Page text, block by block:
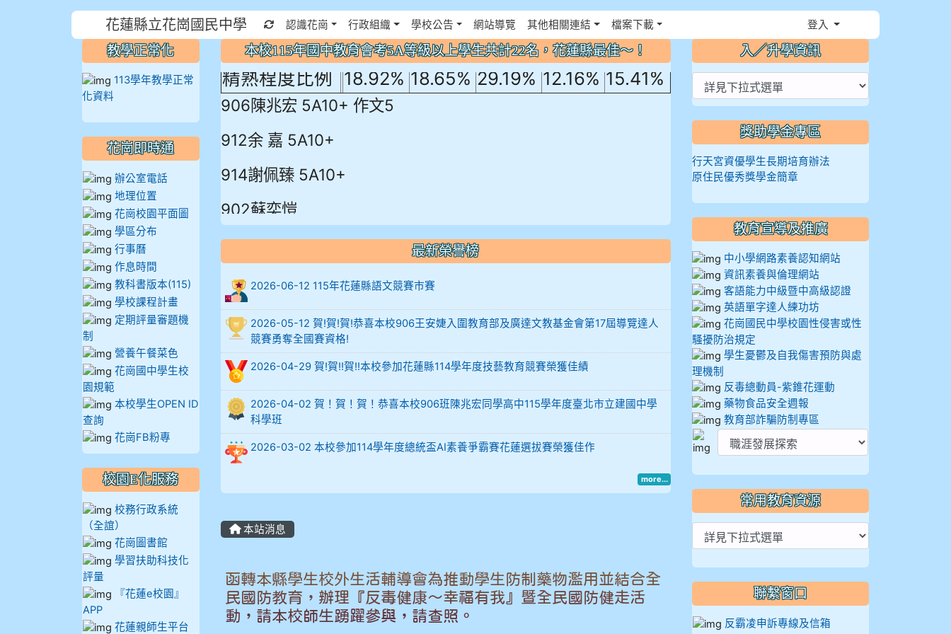
花蓮縣立花崗國民中學 重新取得佈景設定
認識花崗 行政組織 學校公告 網站導覽 其他相關連結 檔案下載 登入
本校115年國中教育會考5A等級以上學生共計22名，花蓮縣最佳～！
蓮縣最佳～！
國文
英文 數學 社會
自然
精熟程度比例
18.92% 18.65% 29.19% 12.16% 15.41%
906陳兆宏 5A10+ 作文5
912余 嘉 5A10+
914謝佩臻 5A10+
902蘇奕愷
903陳品帆
905蔣昇和
905周沛蓉
905鄭瑀安
906江彥臻
907張晏寧
909林朝智
910謝尚橙
最新榮譽榜
2026-06-12 115年花蓮縣語文競賽市賽
2026-05-12 賀!賀!賀!恭喜本校906王安婕入圍教育部及廣達文教基金會第17屆導覽達人
競賽勇奪全國賽資格!
2026-04-29 賀!賀!!賀!!本校參加花蓮縣114學年度技藝教育競賽榮獲佳績
2026-04-02 賀！賀！賀！恭喜本校906班陳兆宏同學高中115學年度臺北市立建國中學
科學班
2026-03-02 本校參加114學年度總統盃AI素養爭霸賽花蓮選拔賽榮獲佳作
more...
本站消息
函轉本縣學生校外生活輔導會為推動學生防制藥物濫用並結合全
民國防教育，辦理『反毒健康～幸福有我』暨全民國防健走活
動，請本校師生踴躍參與，請查照。
教學正常化
113學年教學正常
化資料
花崗即時通
辦公室電話
地理位置
花崗校園平面圖
學區分布
行事曆
作息時間
教科書版本(115)
學校課程計畫
定期評量審題機
制
營養午餐菜色
花崗國中學生校
園規範
本校學生OPEN ID
查詢
花崗FB粉專
校園E化服務
校務行政系統
（全誼）
花崗圖書館
學習扶助科技化
評量
『花蓮e校園』
APP
花蓮親師生平台
入／升學資訊
獎助學金專區
行天宮資優學生長期培育辦法
原住民優秀獎學金簡章
教育宣導及推廣
中小學網路素養認知網站
資訊素養與倫理網站
客語能力中級暨中高級認證
英語單字達人練功坊
花崗國民中學校園性侵害或性
騷擾防治規定
學生憂鬱及自我傷害預防與處
理機制
反毒總動員-紫錐花運動
藥物食品安全週報
教育部詐騙防制專區
常用教育資源
聯繫窗口
反霸凌申訴專線及信箱